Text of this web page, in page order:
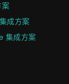
成方案
成方案